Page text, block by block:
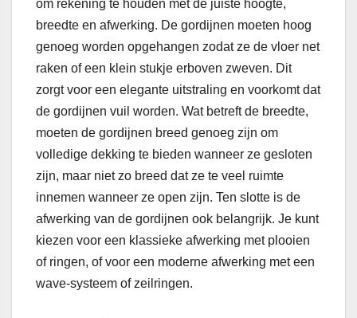
om rekening te houden met de juiste hoogte,
breedte en afwerking. De gordijnen moeten hoog
genoeg worden opgehangen zodat ze de vloer net
raken of een klein stukje erboven zweven. Dit
zorgt voor een elegante uitstraling en voorkomt dat
de gordijnen vuil worden. Wat betreft de breedte,
moeten de gordijnen breed genoeg zijn om
volledige dekking te bieden wanneer ze gesloten
zijn, maar niet zo breed dat ze te veel ruimte
innemen wanneer ze open zijn. Ten slotte is de
afwerking van de gordijnen ook belangrijk. Je kunt
kiezen voor een klassieke afwerking met plooien
of ringen, of voor een moderne afwerking met een
wave-systeem of zeilringen.